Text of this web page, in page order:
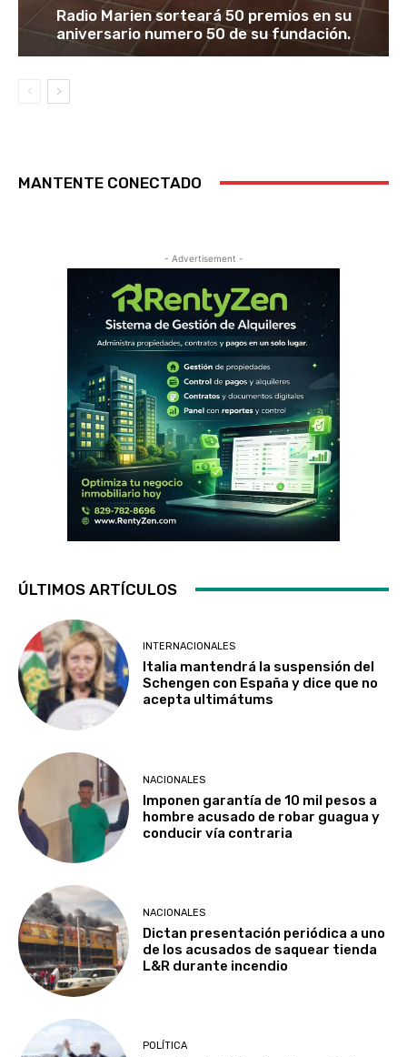
Radio Marien sorteará 50 premios en su
aniversario numero 50 de su fundación.
MANTENTE CONECTADO
- Advertisement -
ÚLTIMOS ARTÍCULOS
INTERNACIONALES
Italia mantendrá la suspensión del
Schengen con España y dice que no
acepta ultimátums
NACIONALES
Imponen garantía de 10 mil pesos a
hombre acusado de robar guagua y
conducir vía contraria
NACIONALES
Dictan presentación periódica a uno
de los acusados de saquear tienda
L&R durante incendio
POLÍTICA